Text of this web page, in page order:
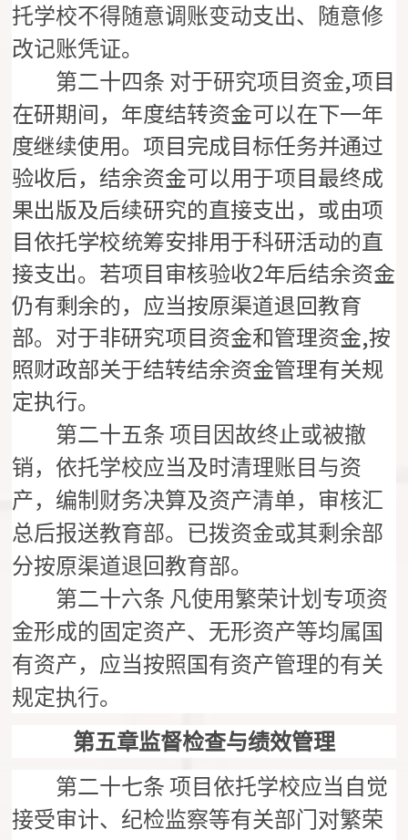
托学校不得随意调账变动支出、随意修
改记账凭证。
第二十四条 对于研究项目资金,项目
在研期间，年度结转资金可以在下一年
度继续使用。项目完成目标任务并通过
验收后，结余资金可以用于项目最终成
果出版及后续研究的直接支出，或由项
目依托学校统筹安排用于科研活动的直
接支出。若项目审核验收2年后结余资金
仍有剩余的，应当按原渠道退回教育
部。对于非研究项目资金和管理资金,按
照财政部关于结转结余资金管理有关规
定执行。
第二十五条 项目因故终止或被撤
销，依托学校应当及时清理账目与资
产，编制财务决算及资产清单，审核汇
总后报送教育部。已拨资金或其剩余部
分按原渠道退回教育部。
第二十六条 凡使用繁荣计划专项资
金形成的固定资产、无形资产等均属国
有资产，应当按照国有资产管理的有关
规定执行。
第五章监督检查与绩效管理
第二十七条 项目依托学校应当自觉
接受审计、纪检监察等有关部门对繁荣